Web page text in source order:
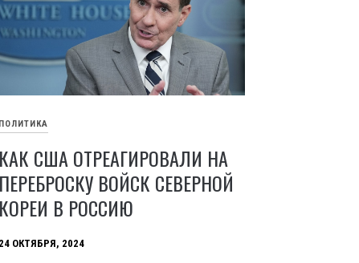
ПОЛИТИКА
КАК США ОТРЕАГИРОВАЛИ НА
ПЕРЕБРОСКУ ВОЙСК СЕВЕРНОЙ
КОРЕИ В РОССИЮ
24 ОКТЯБРЯ, 2024